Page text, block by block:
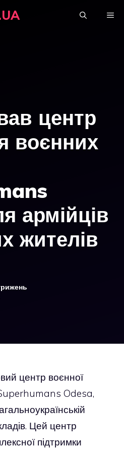
центр
воєнних
армійців
жителів
центр воєнної
Odesa,
Цей центр
підтримки